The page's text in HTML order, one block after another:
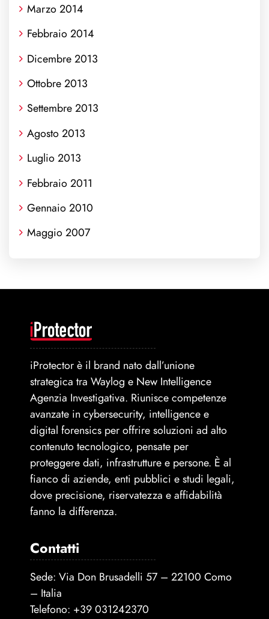
Marzo 2014
Febbraio 2014
Dicembre 2013
Ottobre 2013
Settembre 2013
Agosto 2013
Luglio 2013
Febbraio 2011
Gennaio 2010
Maggio 2007
iProtector è il brand nato dall’unione
strategica tra Waylog e New Intelligence
Agenzia Investigativa. Riunisce competenze
avanzate in cybersecurity, intelligence e
digital forensics per offrire soluzioni ad alto
contenuto tecnologico, pensate per
proteggere dati, infrastrutture e persone. È al
fianco di aziende, enti pubblici e studi legali,
dove precisione, riservatezza e affidabilità
fanno la differenza.
Contatti
Sede: Via Don Brusadelli 57 – 22100 Como
– Italia
Telefono: +39 031242370